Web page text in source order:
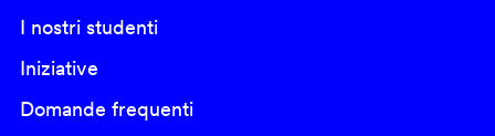
I nostri studenti
Iniziative
Domande frequenti